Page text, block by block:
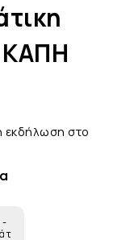
ΚΑΠΗ
εκδήλωση στο
-